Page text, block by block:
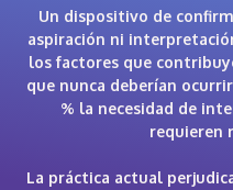
Un dispositivo de
aspiración ni
los factores que
que nunca deberían
% la necesidad de
requieren
La práctica actual